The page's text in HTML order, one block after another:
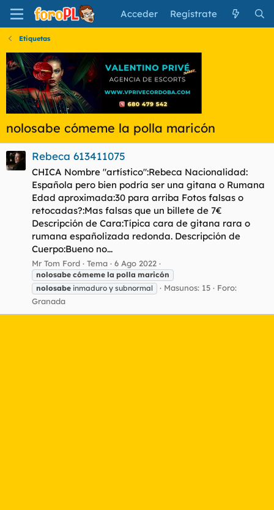
Acceder Regístrate
Etiquetas
nolosabe cómeme la polla maricón
Rebeca 613411075
CHICA Nombre "artístico":Rebeca Nacionalidad:
Española pero bien podría ser una gitana o Rumana
Edad aproximada:30 para arriba Fotos falsas o
retocadas?:Mas falsas que un billete de 7€
Descripción de Cara:Típica cara de gitana rara o
rumana españolizada redonda. Descripción de
Cuerpo:Bueno no...
Mr Tom Ford Tema 6 Ago 2022
nolosabe cómeme la polla maricón
nolosabe inmaduro y subnormal Masunos: 15
Foro:
Granada